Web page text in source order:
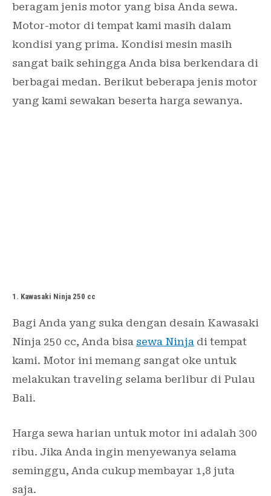
beragam jenis motor yang bisa Anda sewa.
Motor-motor di tempat kami masih dalam
kondisi yang prima. Kondisi mesin masih
sangat baik sehingga Anda bisa berkendara di
berbagai medan. Berikut beberapa jenis motor
yang kami sewakan beserta harga sewanya.
1. Kawasaki Ninja 250 cc
Bagi Anda yang suka dengan desain Kawasaki
Ninja 250 cc, Anda bisa sewa Ninja di tempat
kami. Motor ini memang sangat oke untuk
melakukan traveling selama berlibur di Pulau
Bali.
Harga sewa harian untuk motor ini adalah 300
ribu. Jika Anda ingin menyewanya selama
seminggu, Anda cukup membayar 1,8 juta
saja.